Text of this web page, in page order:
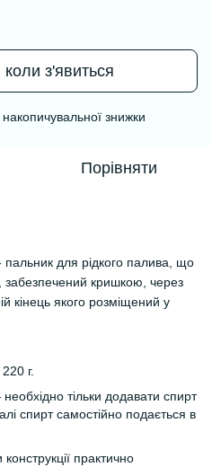
з'явиться
знижки
Порівняти
пальник для рідкого палива, що
забезпечений кришкою, через
кінець якого розміщений у
г.
тільки додавати спирт
спирт самостійно подається в
практично